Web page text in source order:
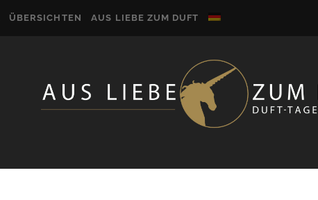
ÜBERSICHTEN AUS LIEBE ZUM DUFT